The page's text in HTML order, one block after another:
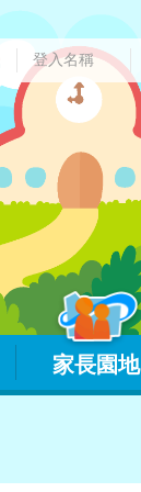
家長園地